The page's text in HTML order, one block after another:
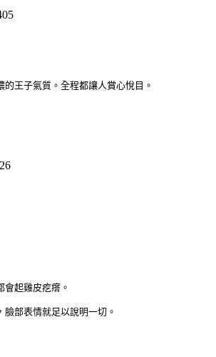
的王子氣質。全程都讓人賞心悅目。
會起雞皮疙瘩。
臉部表情就足以說明一切。